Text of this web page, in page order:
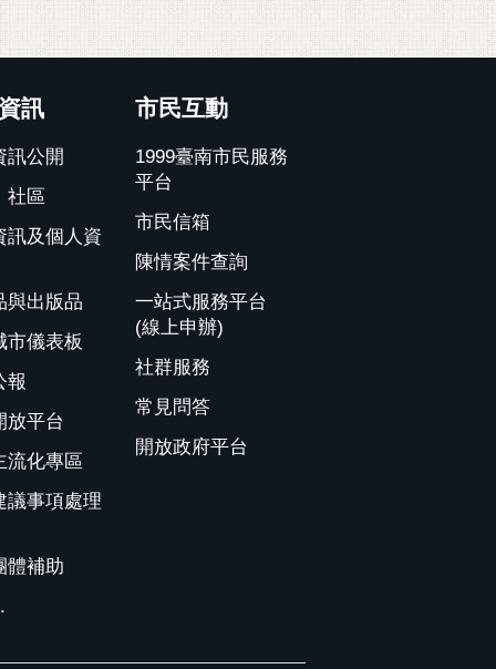
訊
訊公開
社區
訊及個人資
與出版品
市儀表板
報
放平台
流化專區
議事項處理
體補助
市民互動
1999臺南市民服務
平台
市民信箱
陳情案件查詢
一站式服務平台
(線上申辦)
社群服務
常見問答
開放政府平台